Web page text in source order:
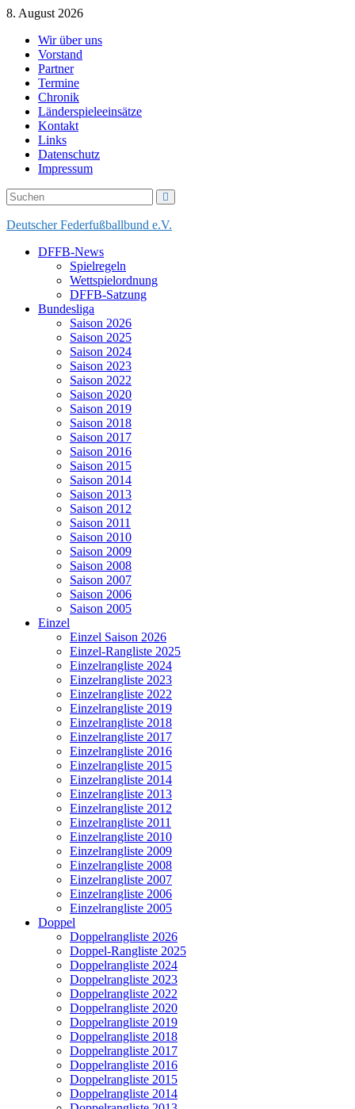
Skip
content
8. August 2026
Wir über uns
Vorstand
Partner
Termine
Chronik
Länderspieleeinsätze
Kontakt
Links
Datenschutz
Impressum
Deutscher Federfußballbund e.V.
DFFB-News
Spielregeln
Wettspielordnung
DFFB-Satzung
Bundesliga
Saison 2026
Saison 2025
Saison 2024
Saison 2023
Saison 2022
Saison 2020
Saison 2019
Saison 2018
Saison 2017
Saison 2016
Saison 2015
Saison 2014
Saison 2013
Saison 2012
Saison 2011
Saison 2010
Saison 2009
Saison 2008
Saison 2007
Saison 2006
Saison 2005
Einzel
Einzel Saison 2026
Einzel-Rangliste 2025
Einzelrangliste 2024
Einzelrangliste 2023
Einzelrangliste 2022
Einzelrangliste 2019
Einzelrangliste 2018
Einzelrangliste 2017
Einzelrangliste 2016
Einzelrangliste 2015
Einzelrangliste 2014
Einzelrangliste 2013
Einzelrangliste 2012
Einzelrangliste 2011
Einzelrangliste 2010
Einzelrangliste 2009
Einzelrangliste 2008
Einzelrangliste 2007
Einzelrangliste 2006
Einzelrangliste 2005
Doppel
Doppelrangliste 2026
Doppel-Rangliste 2025
Doppelrangliste 2024
Doppelrangliste 2023
Doppelrangliste 2022
Doppelrangliste 2020
Doppelrangliste 2019
Doppelrangliste 2018
Doppelrangliste 2017
Doppelrangliste 2016
Doppelrangliste 2015
Doppelrangliste 2014